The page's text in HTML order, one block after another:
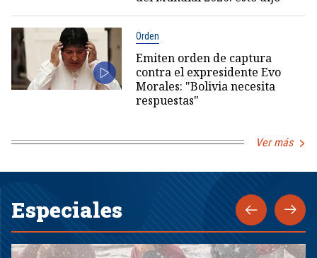
Orden
Emiten orden de captura
contra el expresidente Evo
Morales: "Bolivia necesita
respuestas"
Ver más
Especiales